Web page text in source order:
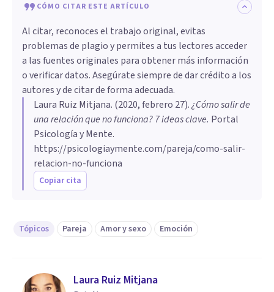
CÓMO CITAR ESTE ARTÍCULO
Al citar, reconoces el trabajo original, evitas
problemas de plagio y permites a tus lectores acceder
a las fuentes originales para obtener más información
o verificar datos. Asegúrate siempre de dar crédito a los
autores y de citar de forma adecuada.
Laura Ruiz Mitjana. (2020, febrero 27).¿Cómo salir de
una relación que no funciona? 7 ideas clave. Portal
Psicología y Mente.
https://psicologiaymente.com/pareja/como-salir-
relacion-no-funciona
Copiar cita
Tópicos Pareja Amor y sexo Emoción
Laura Ruiz Mitjana